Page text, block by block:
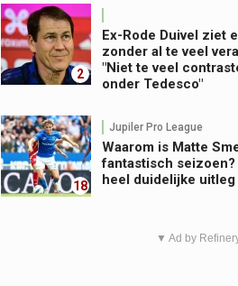
2
Ex-Rode Duivel ziet
zonder al te veel
"Niet te veel
onder Tedesco"
18
Jupiler Pro League
Waarom is Matte
fantastisch
heel duidelijke uitleg
▼ Ad by